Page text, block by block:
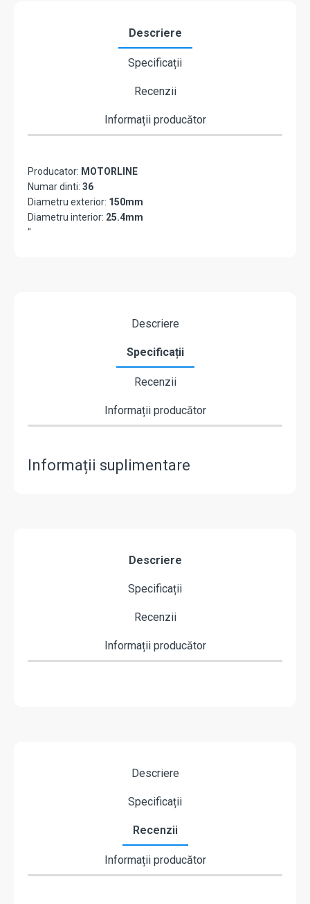
Descriere
Specificații
Recenzii
Informații producător
Producator: MOTORLINE
Numar dinti: 36
Diametru exterior: 150mm
Diametru interior: 25.4mm
"
Descriere
Specificații
Recenzii
Informații producător
Informații suplimentare
Descriere
Specificații
Recenzii
Informații producător
Descriere
Specificații
Recenzii
Informații producător